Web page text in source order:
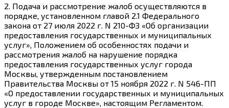
2. Подача и рассмотрение жалоб осуществляются в
порядке, установленном главой 2.1 Федерального
закона от 27 июля 2022 г. N 210-ФЗ «Об организации
предоставления государственных и муниципальных
услуг», Положением об особенностях подачи и
рассмотрения жалоб на нарушение порядка
предоставления государственных услуг города
Москвы, утвержденным постановлением
Правительства Москвы от 15 ноября 2022 г. N 546-ПП
«О предоставлении государственных и муниципальных
услуг в городе Москве», настоящим Регламентом.